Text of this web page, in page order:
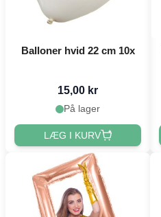
Balloner hvid 22 cm 10x
15,00 kr
På lager
LÆG I KURV